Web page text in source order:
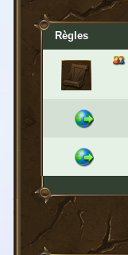
Règles